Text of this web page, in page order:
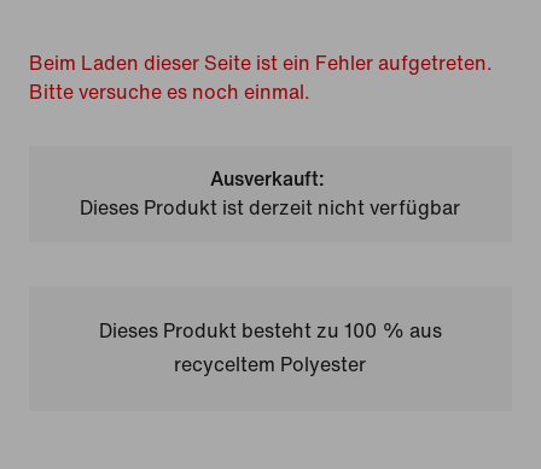
Beim Laden dieser Seite ist ein Fehler aufgetreten.
Bitte versuche es noch einmal.
Ausverkauft:
Dieses Produkt ist derzeit nicht verfügbar
Dieses Produkt besteht zu 100 % aus
recyceltem Polyester